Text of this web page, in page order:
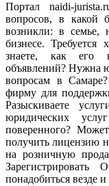
Портал naidi-
вопросов, в какой
возникли: в семье,
бизнесе.
знаете, как его
объявлений? Нужна
вопросам в
фирму для
Разыскиваете
юридических
поверенного?
получить лицензию
на розничную
понадобиться везде